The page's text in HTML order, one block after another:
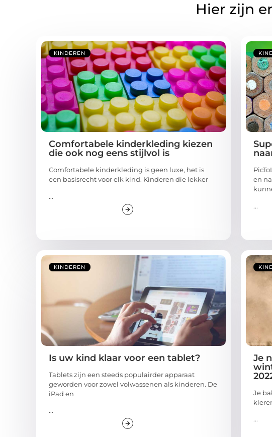
Hier zijn
KINDEREN
Comfortabele kinderkleding kiezen
die ook nog eens stijlvol is
Comfortabele kinderkleding is geen luxe, het is
een basisrecht voor elk kind. Kinderen die lekker
...
en
...
KINDEREN
Is uw kind klaar voor een tablet?
Tablets zijn een steeds populairder apparaat
geworden voor zowel volwassenen als kinderen. De
iPad en
...
Je
Je
...